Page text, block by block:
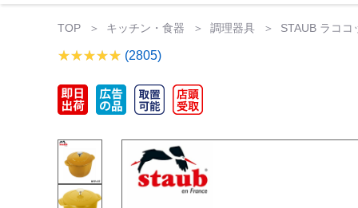
TOP キッチン・食器 調理器具 STAUB ラコ
(2805)